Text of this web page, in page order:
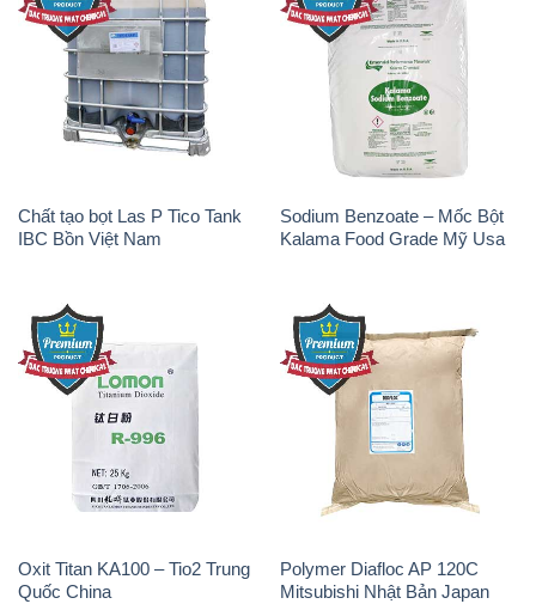
Chất tạo bọt Las P Tico Tank
IBC Bồn Việt Nam
Sodium Benzoate – Mốc Bột
Kalama Food Grade Mỹ Usa
Oxit Titan KA100 – Tio2 Trung
Quốc China
Polymer Diafloc AP 120C
Mitsubishi Nhật Bản Japan